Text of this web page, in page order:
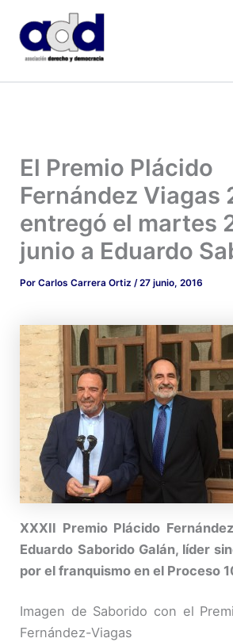
contenido
El Premio Plácido
Fernández Viagas
entregó el martes
junio a Eduardo
PorCarlos Carrera Ortiz/27 junio, 2016
XXXII Premio Plácido
Eduardo Saborido Galán, líder
por el franquismo en el Proceso
Imagen de Saborido con el
Fernández-Viagas